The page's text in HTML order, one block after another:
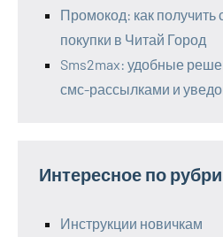
Промокод: как получить
покупки в Читай Город
Sms2max: удобные
смс-рассылками и
Интересное по
Инструкции новичкам